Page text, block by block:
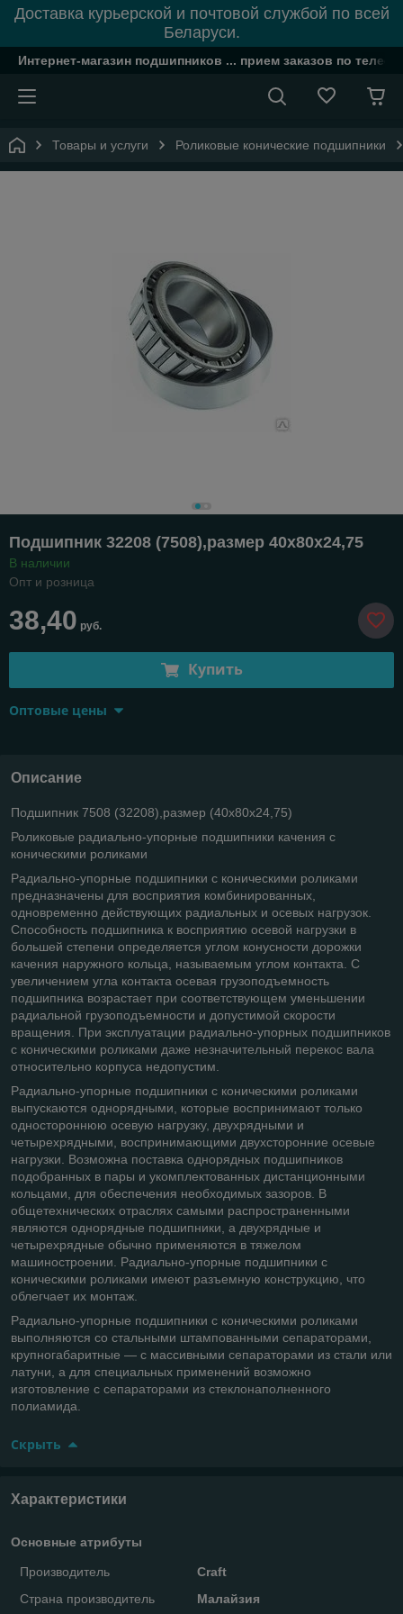
Доставка курьерской и почтовой службой по всей
Беларуси.
Интернет-магазин подшипников ... прием заказов по
Товары и услуги Роликовые конические подшипники
Подшипник 32208 (7508),размер 40х80х24,75
В наличии
Опт и розница
38,40 руб.
Купить
Оптовые цены
Описание
Подшипник 7508 (32208),размер (40х80х24,75)
Роликовые радиально-упорные подшипники качения с
коническими роликами
Радиально-упорные подшипники с коническими роликами
предназначены для восприятия комбинированных,
одновременно действующих радиальных и осевых нагрузок.
Способность подшипника к восприятию осевой нагрузки в
большей степени определяется углом конусности дорожки
качения наружного кольца, называемым углом контакта. С
увеличением угла контакта осевая грузоподъемность
подшипника возрастает при соответствующем уменьшении
радиальной грузоподъемности и допустимой скорости
вращения. При эксплуатации радиально-упорных подшипников
с коническими роликами даже незначительный перекос вала
относительно корпуса недопустим.
Радиально-упорные подшипники с коническими роликами
выпускаются однорядными, которые воспринимают только
одностороннюю осевую нагрузку, двухрядными и
четырехрядными, воспринимающими двухсторонние осевые
нагрузки. Возможна поставка однорядных подшипников
подобранных в пары и укомплектованных дистанционными
кольцами, для обеспечения необходимых зазоров. В
общетехнических отраслях самыми распространенными
являются однорядные подшипники, а двухрядные и
четырехрядные обычно применяются в тяжелом
машиностроении. Радиально-упорные подшипники с
коническими роликами имеют разъемную конструкцию, что
облегчает их монтаж.
Радиально-упорные подшипники с коническими роликами
выполняются со стальными штампованными сепараторами,
крупногабаритные — с массивными сепараторами из стали или
латуни, а для специальных применений возможно
изготовление с сепараторами из стеклонаполненного
полиамида.
Скрыть
Характеристики
Основные атрибуты
Производитель
Craft
Страна производитель
Малайзия